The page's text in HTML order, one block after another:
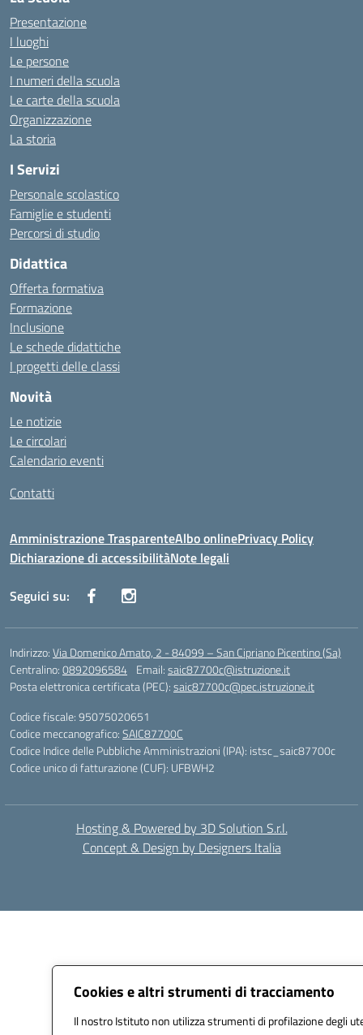
Cookies e altri strumenti di tracciamento
Il nostro Istituto non utilizza strumenti di profilazione degli
Presentazione
I luoghi
Le persone
I numeri della scuola
Le carte della scuola
Organizzazione
La storia
I Servizi
Personale scolastico
Famiglie e studenti
Percorsi di studio
Didattica
Offerta formativa
Formazione
Inclusione
Le schede didattiche
I progetti delle classi
Novità
Le notizie
Le circolari
Calendario eventi
Contatti
Amministrazione TrasparenteAlbo onlinePrivacy Policy
Dichiarazione di accessibilitàNote legali
Seguici su:
Indirizzo:Via Domenico Amato, 2 - 84099 – San Cipriano Picentino (Sa)
Centralino:0892096584 Email:saic87700c@istruzione.it
Posta elettronica certificata (PEC):saic87700c@pec.istruzione.it
Codice fiscale: 95075020651
Codice meccanografico:SAIC87700C
Codice Indice delle Pubbliche Amministrazioni (IPA): istsc_saic87700c
Codice unico di fatturazione (CUF): UFBWH2
Hosting & Powered by 3D Solution S.r.l.
Concept & Design by Designers Italia